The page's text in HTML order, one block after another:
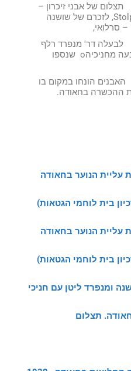
של אבני זיכרון –
Stolpersteine, לזכרם של שושנה
– סרלואי,
דר' מנפרד רלף
ליטן ולשבעה מחניכיהo שנספו
הונחו במקום בו
ההכשרה בחאודה.
הנוער בחאודה
)
הנוער בחאודה
)
ומנפרד ליטן עם חניכי
תצלום